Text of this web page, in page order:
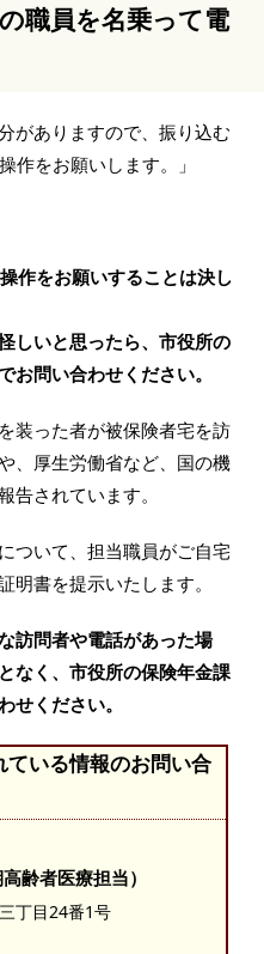
職員を名乗って電
がありますので、振り込む
作をお願いします。」
作をお願いすることは決し
しいと思ったら、市役所の
お問い合わせください。
装った者が被保険者宅を訪
、厚生労働省など、国の機
告されています。
ついて、担当職員がご自宅
明書を提示いたします。
訪問者や電話があった場
なく、市役所の保険年金課
せください。
ている情報のお問い合
齢者医療担当）
丁目24番1号